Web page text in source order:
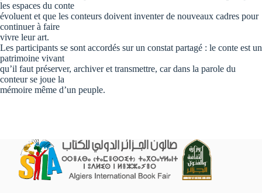
les espaces du conte
évoluent et que les conteurs doivent inventer de nouveaux cadres pour
continuer à faire
vivre leur art.
Les participants se sont accordés sur un constat partagé : le conte est un
patrimoine vivant
qu’il faut préserver, archiver et transmettre, car dans la parole du
conteur se joue la
mémoire même d’un peuple.